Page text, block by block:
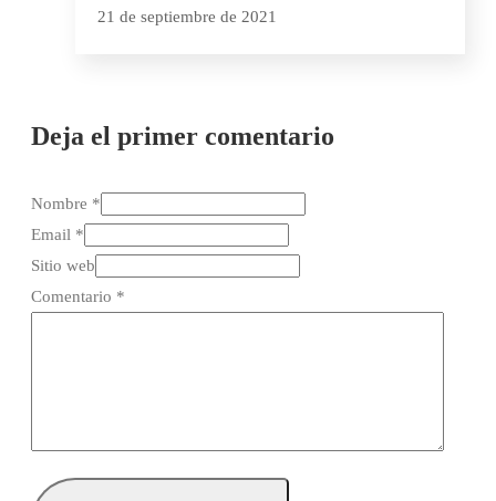
21 de septiembre de 2021
Deja el primer comentario
Nombre *
Email *
Sitio web
Comentario *